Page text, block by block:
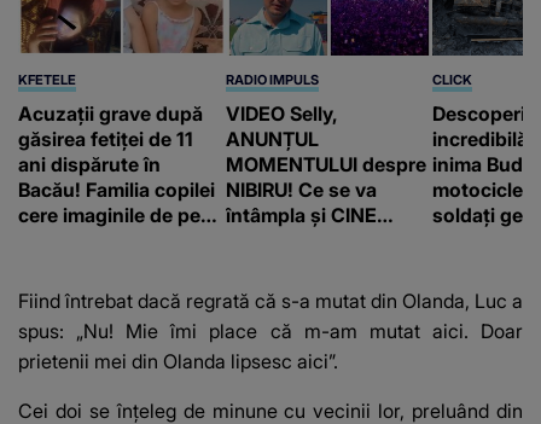
KFETELE
Acuzații grave după
găsirea fetiței de 11
ani dispărute în
Bacău! Familia copilei
cere imaginile de pe
a mai dus sora mea...”
RADIO IMPULS
VIDEO Selly,
ANUNȚUL
MOMENTULUI despre
NIBIRU! Ce se va
întâmpla și CINE
e ciudă că..."
CLICK
incredibilă
inima
soldați
Fiind întrebat dacă regrată că s-a mutat din Olanda, Luc a
spus: „Nu! Mie îmi place că m-am mutat aici. Doar
prietenii mei din Olanda lipsesc aici”.
Cei doi se înțeleg de minune cu vecinii lor, preluând din